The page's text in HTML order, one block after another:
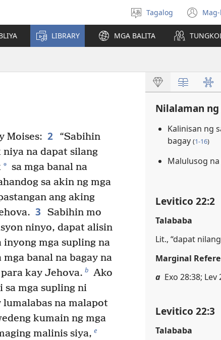
Pumili
ng
wika
Tagalog
LIBRARY MGA BALITA
Moises: 2
“Sabihin
niya na dapat silang
* sa mga banal na
sa akin ng mga
ang aking
3
Sabihin mo
ninyo, dapat alisin
inyong mga supling na
banal na bagay na
kay Jehova. b Ako
sa mga supling ni
lumalabas na malapot
kumain ng mga
malinis siya, e
Nilalaman
Kalinisan ng
bagay (1-16)
Malulusog
Levitico 22:2
Talababa
Lit., “dapat
Marginal
a Exo 28:38; Lev
Levitico 22:3
Talababa